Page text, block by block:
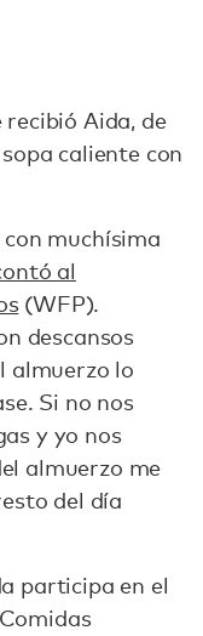
Aida, de
caliente con
muchísima
al
(WFP).
descansos
almuerzo lo
Si no nos
y yo nos
almuerzo me
del día
participa en el